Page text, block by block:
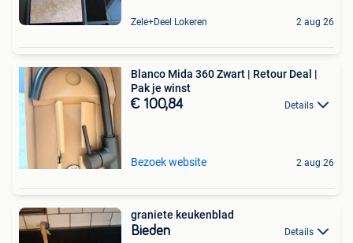
Zele+Deel Lokeren 2 aug 26
Blanco Mida 360 Zwart | Retour Deal |
Pak je winst
€ 100,84 Details
Bezoek website 2 aug 26
graniete keukenblad
Bieden Details